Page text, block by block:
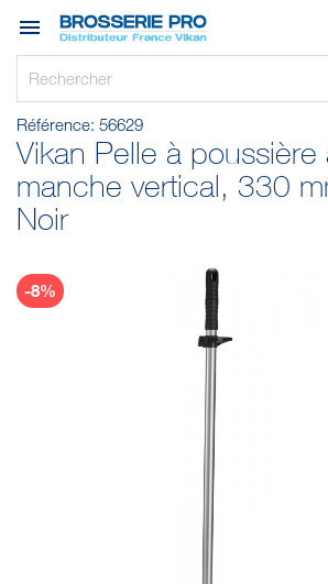

Référence: 56629
Vikan Pelle à poussière
manche vertical, 330
Noir
-8%